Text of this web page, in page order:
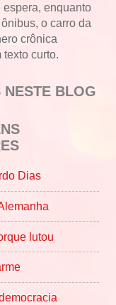
espera, enquanto
o carro da
crônica
texto curto.
NESTE BLOG
Dias
lutou